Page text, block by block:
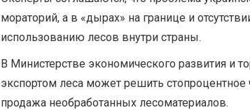
мораторий, а в «дырах» на границе и
использованию лесов внутри страны.
В Министерстве экономического развития и
экспортом леса может решить стопроцентное
продажа необработанных лесоматериалов.